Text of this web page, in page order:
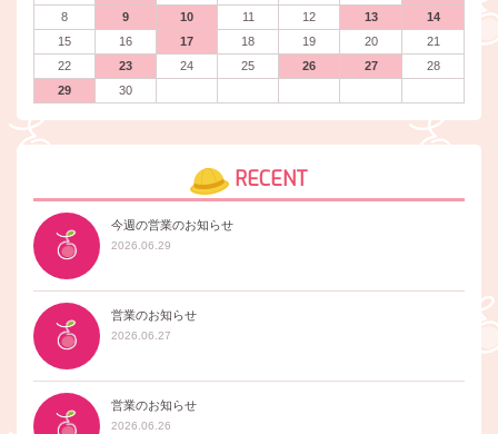
8
9 10 11 12 13
14
15
16 17 18 19 20
21
22
23 24 25 26 27
28
29
30
RECENT
今週の営業のお知らせ
2026.06.29
営業のお知らせ
2026.06.27
営業のお知らせ
2026.06.26